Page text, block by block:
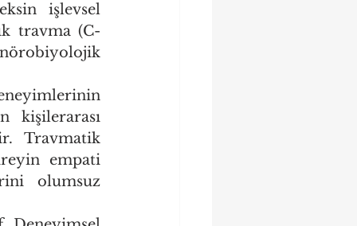
işlevsel
travma (C-
kişilerarası
Travmatik
empati
olumsuz